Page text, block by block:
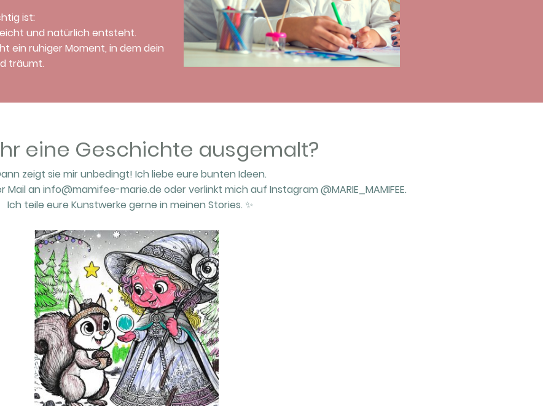
ist:
und natürlich entsteht.
ein ruhiger Moment, in dem dein
träumt.
eine Geschichte ausgemalt?
zeigt sie mir unbedingt! Ich liebe eure bunten Ideen.
an info@mamifee-marie.de oder verlinkt mich auf Instagram @MARIE_MAMIFEE.
Ich teile eure Kunstwerke gerne in meinen Stories. ✨